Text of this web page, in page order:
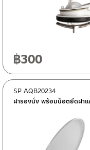
฿300
ฝารองนั่ง พร้อมน็อตยึดฝาแ
SP AQB20234